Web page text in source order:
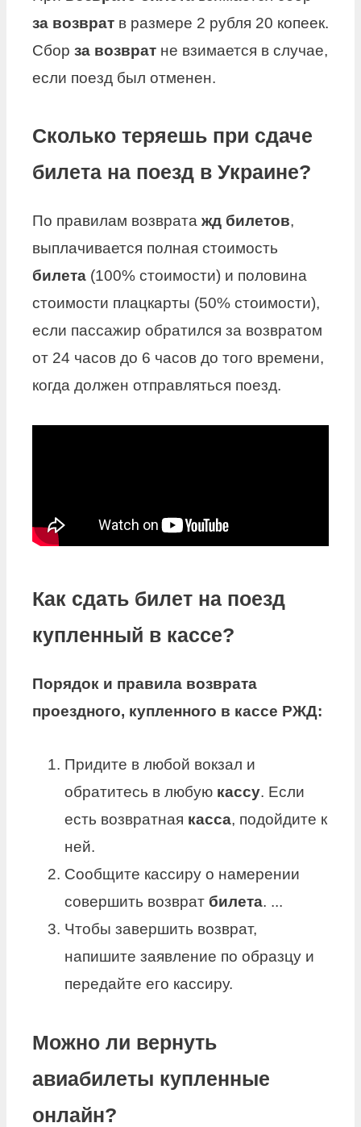
за возврат в размере 2 рубля 20 копеек.
Сбор за возврат не взимается в случае,
если поезд был отменен.
Сколько теряешь при сдаче
билета на поезд в Украине?
По правилам возврата жд билетов,
выплачивается полная стоимость
билета (100% стоимости) и половина
стоимости плацкарты (50% стоимости),
если пассажир обратился за возвратом
от 24 часов до 6 часов до того времени,
когда должен отправляться поезд.
Как сдать билет на поезд
купленный в кассе?
Порядок и правила возврата
проездного, купленного в кассе РЖД:
Придите в любой вокзал и
обратитесь в любую кассу. Если
есть возвратная касса, подойдите к
ней.
Сообщите кассиру о намерении
совершить возврат билета. ...
Чтобы завершить возврат,
напишите заявление по образцу и
передайте его кассиру.
Можно ли вернуть
авиабилеты купленные
онлайн?